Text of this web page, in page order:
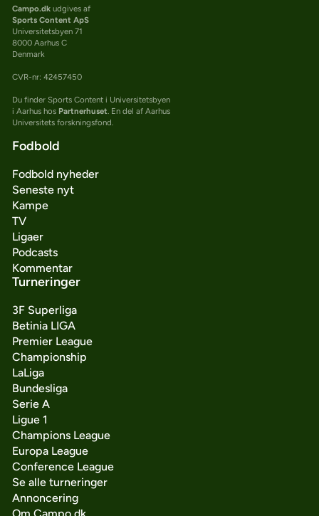
Campo.dkudgives af
Sports Content ApS
Universitetsbyen 71
8000 Aarhus C
Denmark
CVR-nr: 42457450
Du finder Sports Content i Universitetsbyen
i Aarhus hos Partnerhuset. En del af Aarhus
Universitets forskningsfond.
Fodbold
Fodbold nyheder
Seneste nyt
Kampe
TV
Ligaer
Podcasts
Kommentar
Turneringer
3F Superliga
Betinia LIGA
Premier League
Championship
LaLiga
Bundesliga
Serie A
Ligue 1
Champions League
Europa League
Conference League
Se alle turneringer
Annoncering